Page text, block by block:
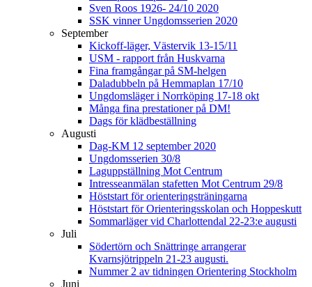
Sven Roos 1926- 24/10 2020
SSK vinner Ungdomsserien 2020
September
Kickoff-läger, Västervik 13-15/11
USM - rapport från Huskvarna
Fina framgångar på SM-helgen
Daladubbeln på Hemmaplan 17/10
Ungdomsläger i Norrköping 17-18 okt
Många fina prestationer på DM!
Dags för klädbeställning
Augusti
Dag-KM 12 september 2020
Ungdomsserien 30/8
Laguppställning Mot Centrum
Intresseanmälan stafetten Mot Centrum 29/8
Höststart för orienteringsträningarna
Höststart för Orienteringsskolan och Hoppeskutt
Sommarläger vid Charlottendal 22-23:e augusti
Juli
Södertörn och Snättringe arrangerar
Kvarnsjötrippeln 21-23 augusti.
Nummer 2 av tidningen Orientering Stockholm
Juni